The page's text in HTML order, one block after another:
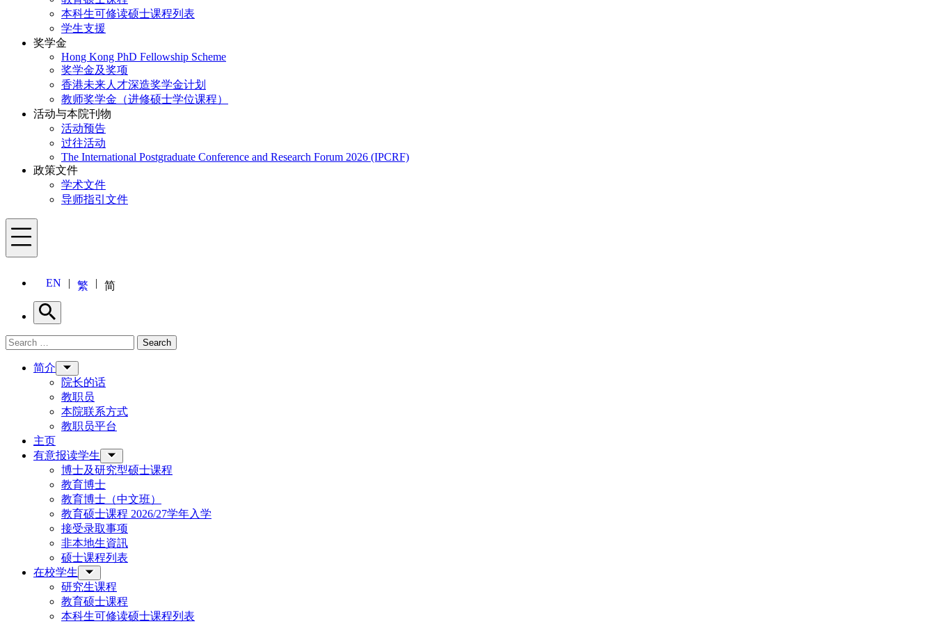
本科生可修读硕士课程列表
学生支援
奖学金
Hong Kong PhD Fellowship Scheme
奖学金及奖项
香港未来人才深造奖学金计划
教师奖学金（进修硕士学位课程）
活动与本院刊物
活动预告
过往活动
The International Postgraduate Conference and Research Forum 2026 (IPCRF)
政策文件
学术文件
导师指引文件
Menu
EN 繁 简
Search
Search for: Search
简介
院长的话
教职员
本院联系方式
教职员平台
主页
有意报读学生
博士及研究型硕士课程
教育博士
教育博士（中文班）
教育硕士课程 2026/27学年入学
接受录取事项
非本地生資訊
硕士课程列表
在校学生
研究生课程
教育硕士课程
本科生可修读硕士课程列表